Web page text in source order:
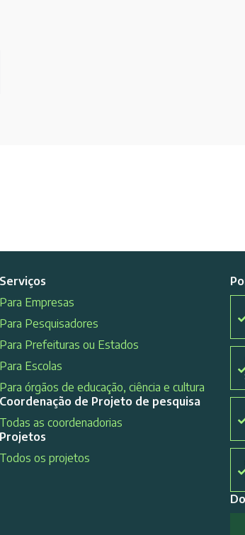
Serviços
Para Empresas
Para Pesquisadores
Para Prefeituras ou Estados
Para Escolas
Para órgãos de educação, ciência e cultura
Coordenação de Projeto de pesquisa
Todas as coordenadorias
Projetos
Todos os projetos